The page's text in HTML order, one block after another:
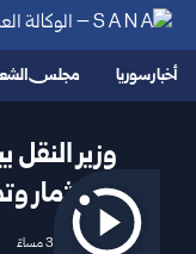
أخبار سوريا مجلس
وزير
الاستثمار
2026/07/05 3:00 مساءً